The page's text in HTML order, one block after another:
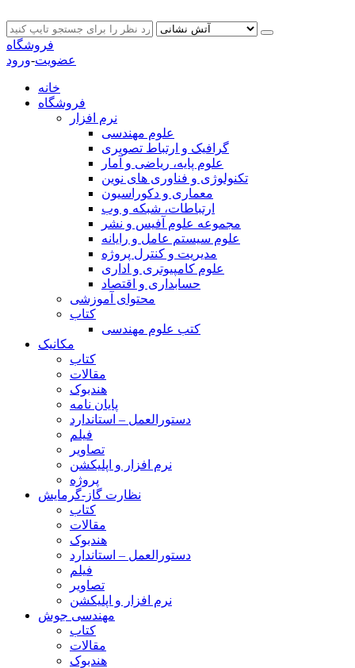
فروشگاه
عضویت-ورود
خانه
فروشگاه
نرم افزار
علوم مهندسی
گرافیک و ارتباط تصویری
علوم پایه، ریاضی و آمار
تکنولوژی و فناوری های نوین
معماری و دکوراسیون
ارتباطات، شبکه و وب
مجموعه علوم آفیس و نشر
علوم سیستم عامل و رایانه
مدیریت و کنترل پروژه
علوم کامپیوتری و اداری
حسابداری و اقتصاد
محتوای آموزشی
کتاب
کتب علوم مهندسی
مکانیک
کتاب
مقالات
هندبوک
پایان نامه
دستورالعمل – استاندارد
فیلم
تصاویر
نرم افزار و اپلیکشن
پروژه
نظارت گاز-گرمایش
کتاب
مقالات
هندبوک
دستورالعمل – استاندارد
فیلم
تصاویر
نرم افزار و اپلیکشن
مهندسی جوش
کتاب
مقالات
هندبوک